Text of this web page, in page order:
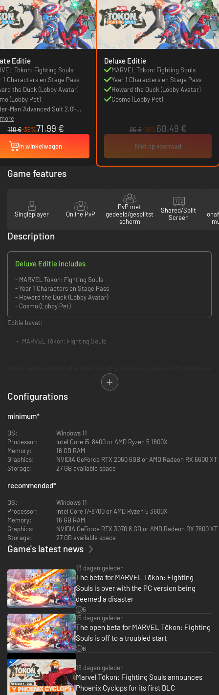
Editie
Tōkon: Fighting Souls
1 Characters en Stage Pass
the Duck (Lobby Avatar)
(Lobby Pet)
Man 'Advanced Suit 2.0'-
110 €-35%71.99 €
In winkelwagen
Deluxe Editie
MARVEL Tōkon: Fighting Souls
Year 1 Characters en Stage Pass
Howard the Duck (Lobby Avatar)
Cosmo (Lobby Pet)
95 €-36%60.49 €
Niet op voorraad
Game features
Singleplayer Online PvP
PvP met
gedeeld/gesplitst
scherm
Shared/Split
Screen
Description
Deluxe Editie includes
- MARVEL Tōkon: Fighting Souls
- Year 1 Characters en Stage Pass
- Howard the Duck (Lobby Avatar)
- Cosmo (Lobby Pet)
Editie bevat:
MARVEL Tōkon: Fighting Souls
tegen-4-teamvechtgame van PlayStation Studios, Arc System Works en
Het is tijd om je droomteam samen te stellen en je tegenstander te
verpulveren in zinderende 4-tegen-4-gevechten. Kies uit een selectie van
20 iconische Marvel-personages bij de release, elk vormgegeven in een
nieuwe, opvallende, op anime geïnspireerde stijl, en uit leden van hun
eigen unieke teams van even indrukwekkende helden en schurken.
Experimenteer met teamsamenstellingen om nieuwe combo's,
synergieën en strategieën te ontdekken. Blaas je een weg door
dynamische stages gebaseerd op iconische Marvel Universe-locaties,
waaronder een aantal met interactieve stagetransities.
Vechten is zowel meeslepend als intuïtief met verschillende unieke
moves, combo's en strategieën om te leren. Je duikt zo in het gevecht
dankzij de aanpasbare besturing met zowel traditionele als snelle invoer,
plus eenvoudige kettingcombo's.
Configurations
minimum*
OS:
Windows 11
Processor:
Intel Core i5-8400 or AMD Ryzen 5 1600X
Memory:
16 GB RAM
Graphics:
NVIDIA GeForce RTX 2060 6GB or AMD Radeon RX 6600 XT
Storage:
27 GB available space
recommended*
OS:
Windows 11
Processor:
Intel Core i7-8700 or AMD Ryzen 5 3600X
Memory:
16 GB RAM
Graphics:
NVIDIA GeForce RTX 3070 8 GB or AMD Radeon RX 7600 XT
Storage:
27 GB available space
Game's latest news
13 dagen geleden
The beta for MARVEL Tōkon: Fighting
Souls is over with the PC version being
deemed a disaster
5
15 dagen geleden
The open beta for MARVEL Tōkon: Fighting
Souls is off to a troubled start
6
16 dagen geleden
Marvel Tōkon: Fighting Souls announces
Phoenix Cyclops for its first DLC